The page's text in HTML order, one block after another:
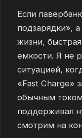
Если
подзарядки»,
жизни,
емкости. Я не
ситуацией,
«Fast Charge»
обычным
поддерживал
смотрим на